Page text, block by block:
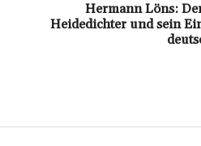
Hermann Löns:
Heidedichter und sein